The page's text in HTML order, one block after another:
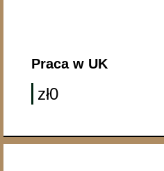
Praca w UK
zł0